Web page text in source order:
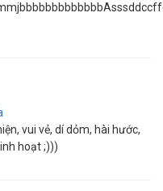
vui vẻ, dí dỏm, hài hước,
hoạt ;)))